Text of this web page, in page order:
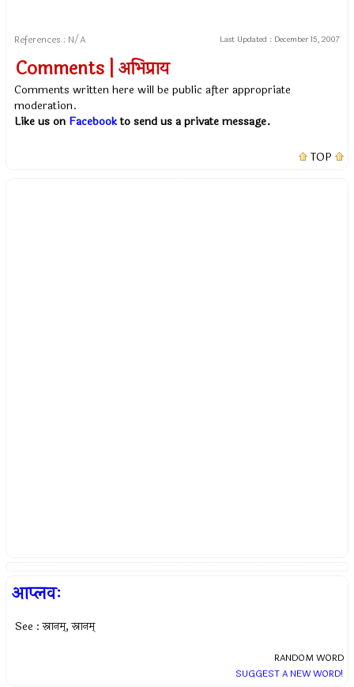
References : N/A Last Updated : December 15, 2007
Comments | अभिप्राय
Comments written here will be public after appropriate
moderation.
Like us on Facebookto send us a private message.
TOP
आप्लवः
See : स्नानम्, स्नानम्
RANDOM WORD
SUGGEST A NEW WORD!